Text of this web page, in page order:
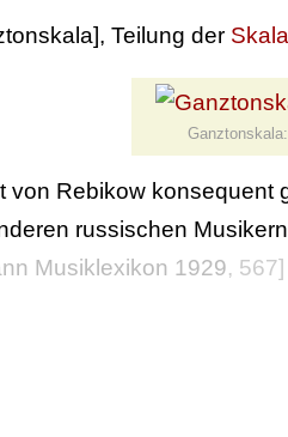
Teilung der Skala
von Rebikow konsequent
russischen
Musiklexikon 1929, 567]